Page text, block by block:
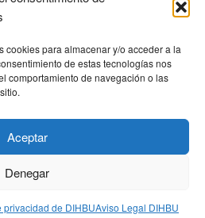
cookies para almacenar y/o acceder a la
de estas tecnologías nos
comportamiento de navegación o las
Aceptar
Denegar
privacidad de DIHBUAviso Legal DIHBU
Modern Events Calendar
|Política de cookies|DNSH|Trabaja con